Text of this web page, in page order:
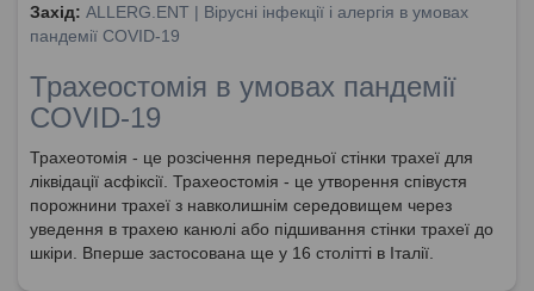
Захід: ALLERG.ENT | Вірусні інфекції і алергія в умовах
пандемії COVID-19
Трахеостомія в умовах пандемії
COVID-19
Трахеотомія - це розсічення передньої стінки трахеї для
ліквідації асфіксії. Трахеостомія - це утворення співустя
порожнини трахеї з навколишнім середовищем через
уведення в трахею канюлі або підшивання стінки трахеї до
шкіри. Вперше застосована ще у 16 столітті в Італії.